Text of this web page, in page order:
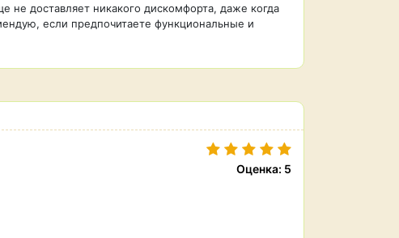
не доставляет никакого дискомфорта, даже когда
если предпочитаете функциональные и
Оценка: 5